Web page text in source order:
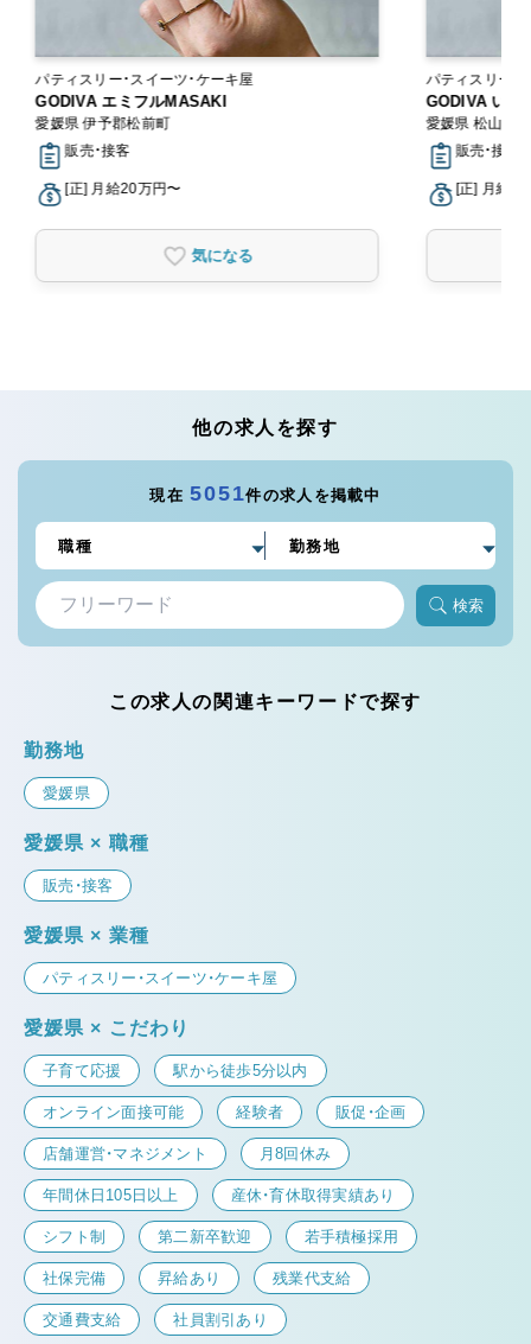
パティスリー・スイーツ・ケーキ屋
GODIVA エミフルMASAKI
愛媛県 伊予郡松前町
販売・接客
[正] 月給20万円〜
気になる
パティスリー・
GODIVA いよ
愛媛県 松山市
販売・接客
[正] 月給
他の求人を探す
現在5051件の求人を掲載中
検索
この求人の関連キーワードで探す
勤務地
愛媛県
愛媛県 × 職種
販売・接客
愛媛県 × 業種
パティスリー・スイーツ・ケーキ屋
愛媛県 × こだわり
子育て応援 駅から徒歩5分以内
オンライン面接可能 経験者 販促・企画
店舗運営・マネジメント 月8回休み
年間休日105日以上 産休・育休取得実績あり
シフト制 第二新卒歓迎 若手積極採用
社保完備 昇給あり 残業代支給
交通費支給 社員割引あり